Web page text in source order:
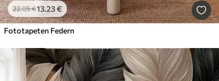
22.05€13.23€
Fototapeten Federn